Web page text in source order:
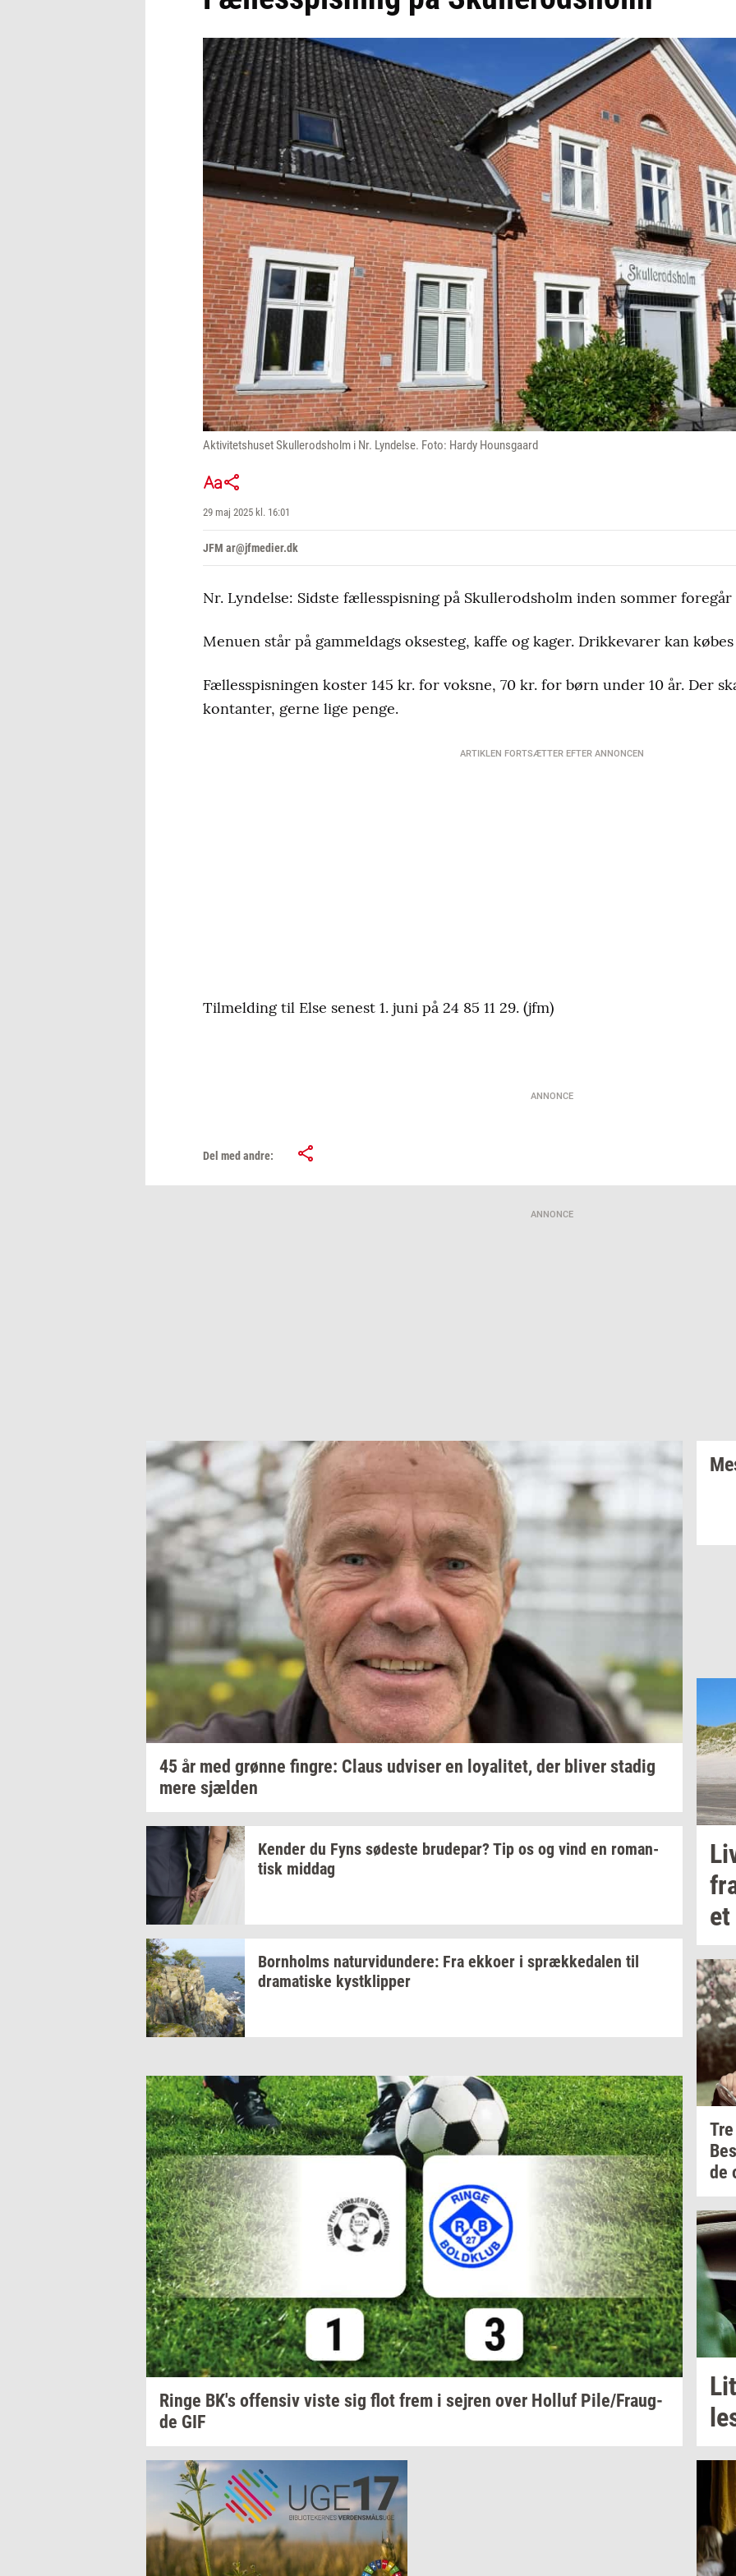
Aktivitetshuset Skullerodsholm i Nr. Lyndelse. Foto: Hardy Hounsgaard
29 maj 2025 kl. 16:01
JFM ar@jfmedier.dk
Nr. Lyndelse: Sidste fællesspisning på Skullerodsholm inden sommer foregår
Menuen står på gammeldags oksesteg, kaffe og kager. Drikkevarer kan
Fællesspisningen koster 145 kr. for voksne, 70 kr. for børn under 10 år. Der
kontanter, gerne lige penge.
ARTIKLEN FORTSÆTTER EFTER ANNONCEN
Tilmelding til Else senest 1. juni på 24 85 11 29. (jfm)
ANNONCE
Del med andre:
ANNONCE
45 år med grøn­ne fin­gre: Claus ud­vi­ser en loy­a­li­tet, der bli­ver sta­dig
mere sjæl­den
Ken­der du Fyns sø­de­ste bru­de­par?Tip os og vind en ro­man­
tisk mid­dag
Born­holms na­tur­vi­dun­de­re: Fra ek­ko­er i spræk­ke­da­len til
dra­ma­ti­ske kyst­klip­per
Ringe BK's of­fen­siv viste sig flot frem i sej­ren over Hol­luf Pile/Fraug­
de GIF
et
de